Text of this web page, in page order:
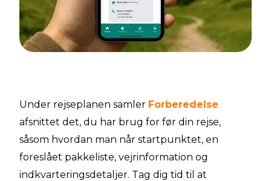
Under rejseplanen samler Forberedelse
afsnittet det, du har brug for før din rejse,
såsom hvordan man når startpunktet, en
foreslået pakkeliste, vejrinformation og
indkvarteringsdetaljer. Tag dig tid til at